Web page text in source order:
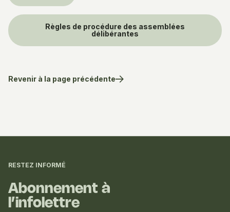
Règles de procédure des assemblées
délibérantes
Revenir à la page précédente
complémentaires
RESTEZ INFORMÉ
Abonnement à
l’infolettre